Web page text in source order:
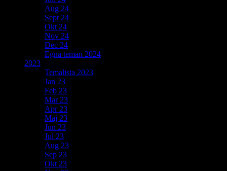
Aug 24
Sept 24
Okt 24
Nov 24
Dec 24
Egna teman 2024
2023
Temalista 2023
Jan 23
Feb 23
Mar 23
Apr 23
Maj 23
Jun 23
Jul 23
Aug 23
Sep 23
Okt 23